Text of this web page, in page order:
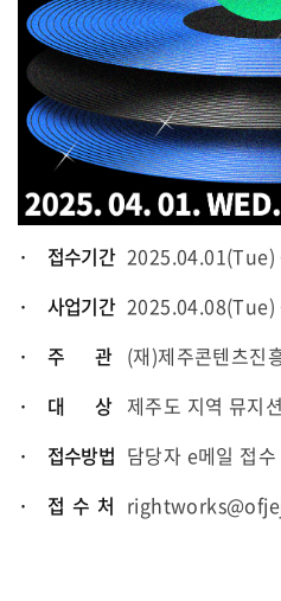
· 접수기간
· 사업기간
· 주 관 (재)제주콘텐츠진
· 대 상 제주도 지역 뮤지
· 접수방법 담당자 e메일 접수
· 접 수 처